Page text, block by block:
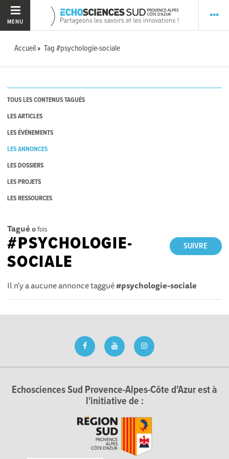
MENU
Accueil Tag #psychologie-sociale
TOUS LES CONTENUS TAGUÉS
LES ARTICLES
LES ÉVÉNEMENTS
LES ANNONCES
LES DOSSIERS
LES PROJETS
LES RESSOURCES
Tagué 0fois
SUIVRE
#PSYCHOLOGIE-
SOCIALE
Il n'y a aucune annonce taggué#psychologie-sociale
Echosciences Sud Provence-Alpes-Côte d'Azur est à
l'initiative de :